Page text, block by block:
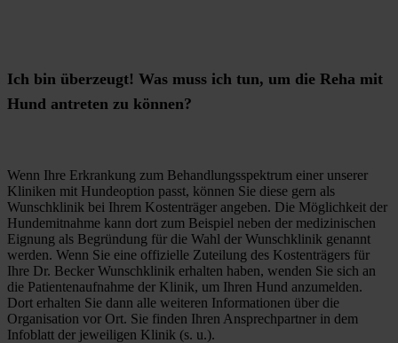
Ich bin überzeugt! Was muss ich tun, um die Reha mit
Hund antreten zu können?
Wenn Ihre Erkrankung zum Behandlungsspektrum einer unserer
Kliniken mit Hundeoption passt, können Sie diese gern als
Wunschklinik bei Ihrem Kostenträger angeben. Die Möglichkeit der
Hundemitnahme kann dort zum Beispiel neben der medizinischen
Eignung als Begründung für die Wahl der Wunschklinik genannt
werden. Wenn Sie eine offizielle Zuteilung des Kostenträgers für
Ihre Dr. Becker Wunschklinik erhalten haben, wenden Sie sich an
die Patientenaufnahme der Klinik, um Ihren Hund anzumelden.
Dort erhalten Sie dann alle weiteren Informationen über die
Organisation vor Ort. Sie finden Ihren Ansprechpartner in dem
Infoblatt der jeweiligen Klinik (s. u.).